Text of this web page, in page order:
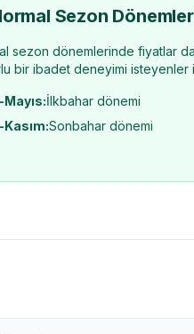
Sezon
sezon dönemlerinde fiyatlar
bir ibadet deneyimi isteyenler
İlkbahar dönemi
Sonbahar dönemi